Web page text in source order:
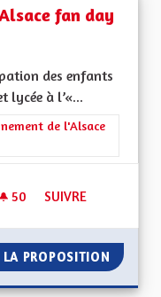
fan day
des enfants
lycée à l’«...
La Culture, l'Education et
de l'Alsace
50 50 ABONNÉS
SUIVRE
PROPOSITION